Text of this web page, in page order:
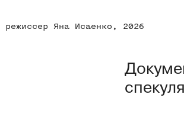
режиссер Яна Исаенко, 2026